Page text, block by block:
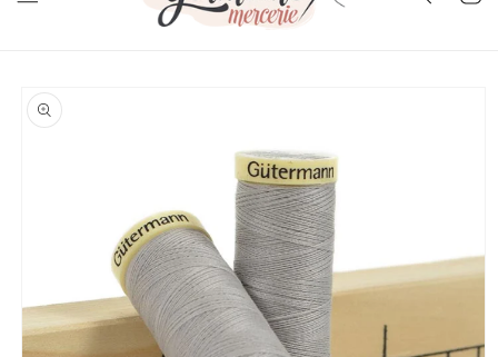
informazioni
sul prodotto